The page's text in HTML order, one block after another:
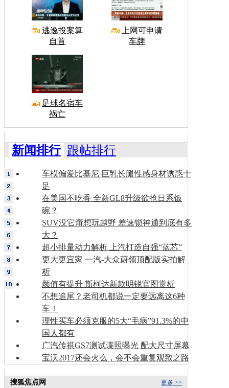
逃逸投案算
自首
上网可申请
车牌
足球名宿车
祸亡
新闻排行 跟帖排行
车模偏爱比基尼 巨乳长腿性感身材诱惑十
足
在美国不吃香 全新GL8升级欲抢日系饭
碗？
SUV没它甭想玩越野 差速锁神通到底有多
大？
超小排量动力解析 上汽打造自强“蓝芯”
更大更宜家 一汽-大众蔚领顶配版实拍解
析
颜值有提升 斯柯达新款明锐官图赏析
不想追尾？老司机都说一定要远离这6种
车！
理性买车必须克服的5大“毛病”91.3%的中
国人都有
广汽传祺GS7测试谍照曝光 配大尺寸屏幕
宝沃2017还会火么，会不会重复观致之路
更多 >>
搜狐焦点网